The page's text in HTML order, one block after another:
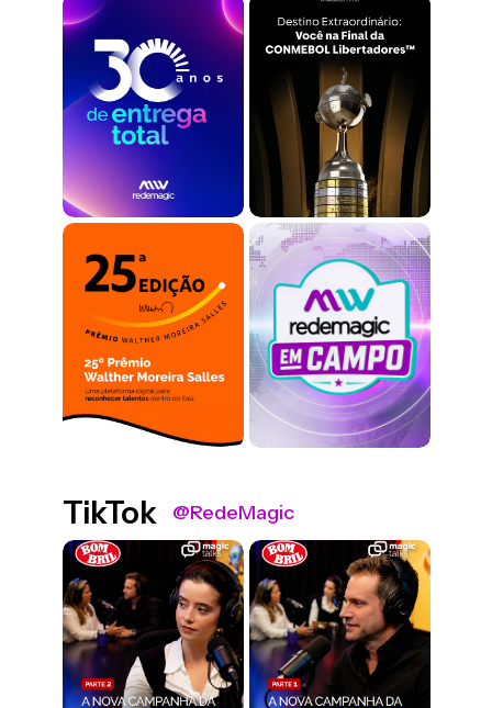
TikTok @RedeMagic